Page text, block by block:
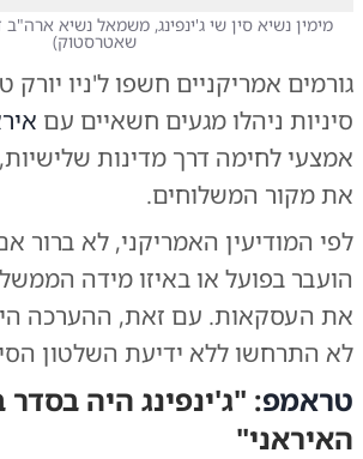
מימין נשיא סין שי ג'ינפינג, משמאל נשיא
שאטרסטוק)
גורמים אמריקניים חשפו ל'ניו יורק
סיניות ניהלו מגעים חשאיים עם
אמצעי לחימה דרך מדינות
את מקור המשלוחים.
לפי המודיעין האמריקני, לא ברור
הועבר בפועל או באיזו מידה הממשל
את העסקאות. עם זאת, ההערכה
לא התרחשו ללא ידיעת השלטון
טראמפ: "ג'ינפינג היה
האיראני"